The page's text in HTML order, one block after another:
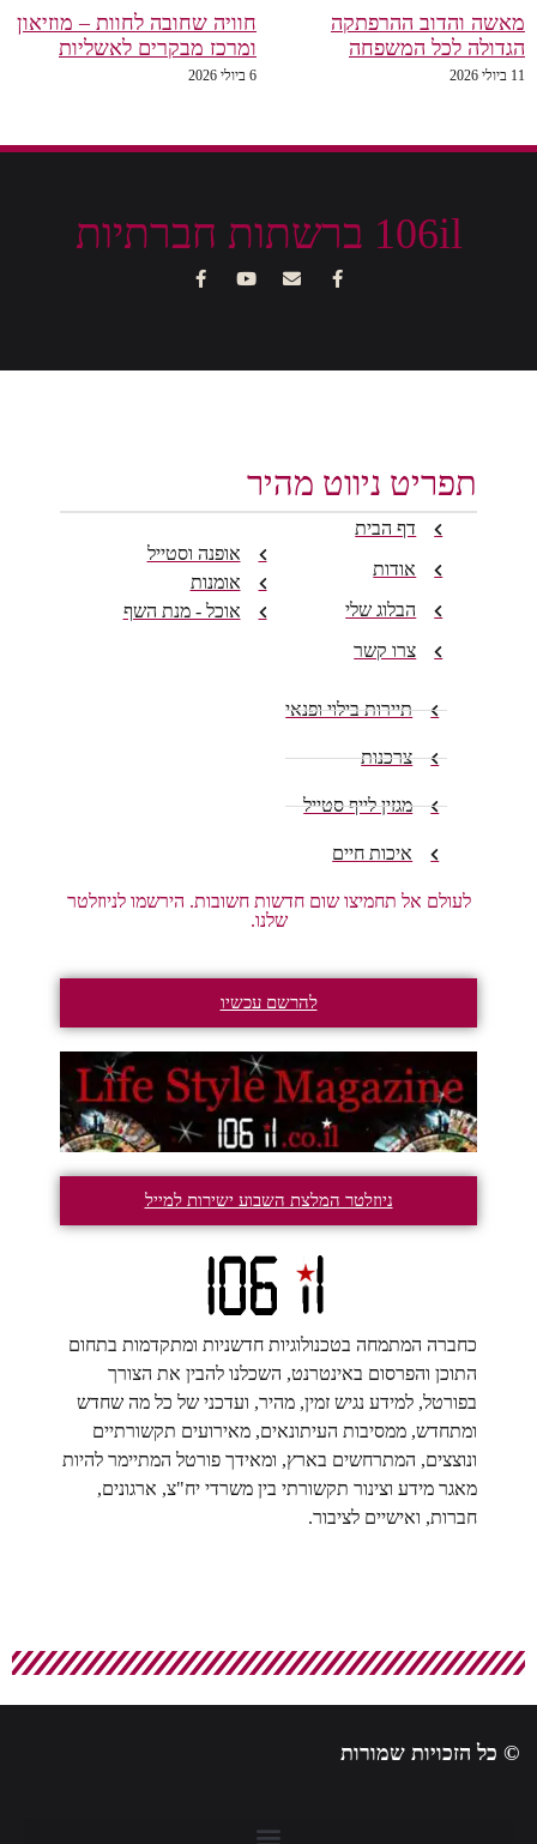
מאשה והדוב ההרפתקה
הגדולה לכל המשפחה
11 ביולי 2026
חוויה שחובה לחוות – מוזיאון
ומרכז מבקרים לאשליות
6 ביולי 2026
106il ברשתות חברתיות
תפריט ניווט מהיר
דף הבית
אודות
הבלוג שלי
צרו קשר
אופנה וסטייל
אומנות
אוכל - מנת השף
תיירות בילוי ופנאי
צרכנות
מגזין לייף סטייל
איכות חיים
לעולם אל תחמיצו שום חדשות חשובות. הירשמו לניוזלטר
שלנו.
להרשם עכשיו
ניוזלטר המלצת השבוע ישירות למייל
כחברה המתמחה בטכנולוגיות חדשניות ומתקדמות בתחום
התוכן והפרסום באינטרנט, השכלנו להבין את הצורך
בפורטל, למידע נגיש זמין, מהיר, ועדכני של כל מה שחדש
ומתחדש, ממסיבות העיתונאים, מאירועים תקשורתיים
ונוצצים, המתרחשים בארץ, ומאידך פורטל המתיימר להיות
מאגר מידע וצינור תקשורתי בין משרדי יח"צ, ארגונים,
חברות, ואישיים לציבור.
© כל הזכויות שמורות